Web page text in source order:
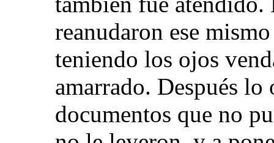
reanudaron ese
teniendo los ojos
amarrado. Después
documentos que no